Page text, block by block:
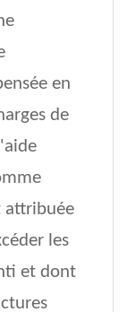
en
de
attribuée
les
et dont